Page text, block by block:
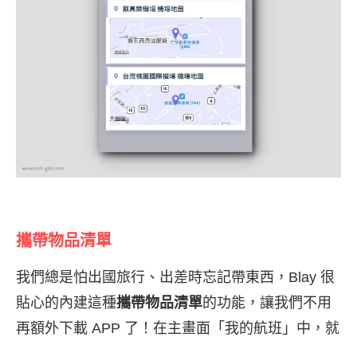
攜帶物品清單
我們總是怕出國旅行、出差時忘記帶東西，Blay 很
貼心的內建這種攜帶物品清單的功能，讓我們不用
再額外下載 APP 了！在主畫面「我的航班」中，就